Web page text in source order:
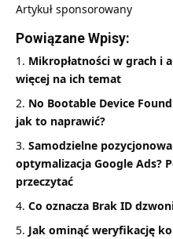
Artykuł sponsorowany
Powiązane Wpisy:
Mikropłatności w grach i
więcej na ich temat
No Bootable Device
jak to naprawić?
Samodzielne
optymalizacja Google Ads?
przeczytać
Co oznacza Brak ID
Jak ominąć weryfikację